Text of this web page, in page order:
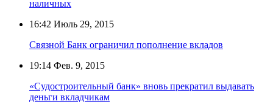
наличных
16:42 Июль 29, 2015
Связной Банк ограничил пополнение вкладов
19:14 Фев. 9, 2015
«Судостроительный банк» вновь прекратил выдавать
деньги вкладчикам